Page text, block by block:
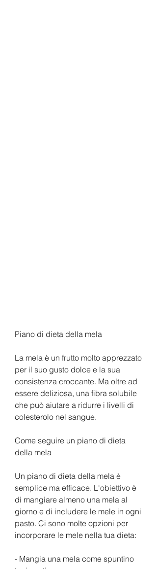
Piano di dieta della mela
La mela è un frutto molto apprezzato
per il suo gusto dolce e la sua
consistenza croccante. Ma oltre ad
essere deliziosa, una fibra solubile
che può aiutare a ridurre i livelli di
colesterolo nel sangue.
Come seguire un piano di dieta
della mela
Un piano di dieta della mela è
semplice ma efficace. L'obiettivo è
di mangiare almeno una mela al
giorno e di includere le mele in ogni
pasto. Ci sono molte opzioni per
incorporare le mele nella tua dieta:
- Mangia una mela come spuntino